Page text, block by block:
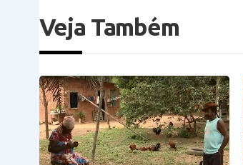
Veja Também